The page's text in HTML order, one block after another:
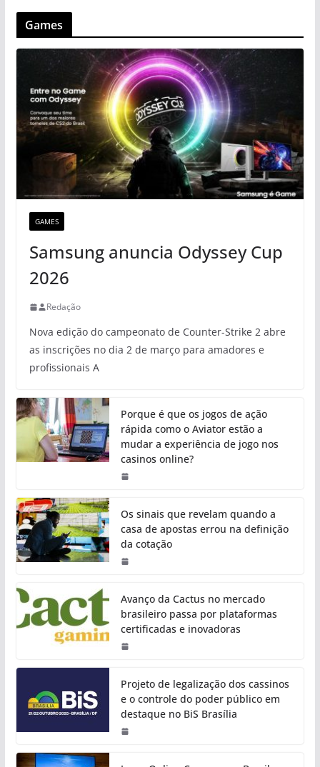
Games
GAMES
Samsung anuncia Odyssey Cup
2026
Redação
Nova edição do campeonato de Counter-Strike 2 abre
as inscrições no dia 2 de março para amadores e
profissionais A
Porque é que os jogos de ação
rápida como o Aviator estão a
mudar a experiência de jogo nos
casinos online?
Os sinais que revelam quando a
casa de apostas errou na definição
da cotação
Avanço da Cactus no mercado
brasileiro passa por plataformas
certificadas e inovadoras
Projeto de legalização dos cassinos
e o controle do poder público em
destaque no BiS Brasília